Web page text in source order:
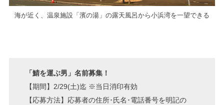
海が近く、温泉施設「濱の湯」の露天風呂から小浜湾を一望できる
「鯖を運ぶ男」名前募集！
【期間】2/29(土)迄 ※当日消印有効
【応募方法】応募者の住所･氏名･電話番号を明記の